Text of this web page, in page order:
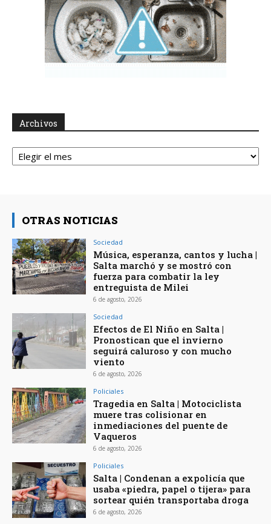
Archivos
Archivos
OTRAS NOTICIAS
Sociedad
Música, esperanza, cantos y lucha |
Salta marchó y se mostró con
fuerza para combatir la ley
entreguista de Milei
6 de agosto, 2026
Sociedad
Efectos de El Niño en Salta |
Pronostican que el invierno
seguirá caluroso y con mucho
viento
6 de agosto, 2026
Policiales
Tragedia en Salta | Motociclista
muere tras colisionar en
inmediaciones del puente de
Vaqueros
6 de agosto, 2026
Policiales
Salta | Condenan a expolicía que
usaba «piedra, papel o tijera» para
sortear quién transportaba droga
6 de agosto, 2026